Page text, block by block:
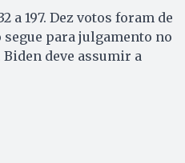
a 197. Dez votos foram de
para julgamento no
Biden deve assumir a